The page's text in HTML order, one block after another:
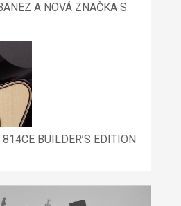
A NOVÁ ZNAČKA S
BUILDER’S EDITION